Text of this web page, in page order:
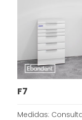
F7
Medidas: